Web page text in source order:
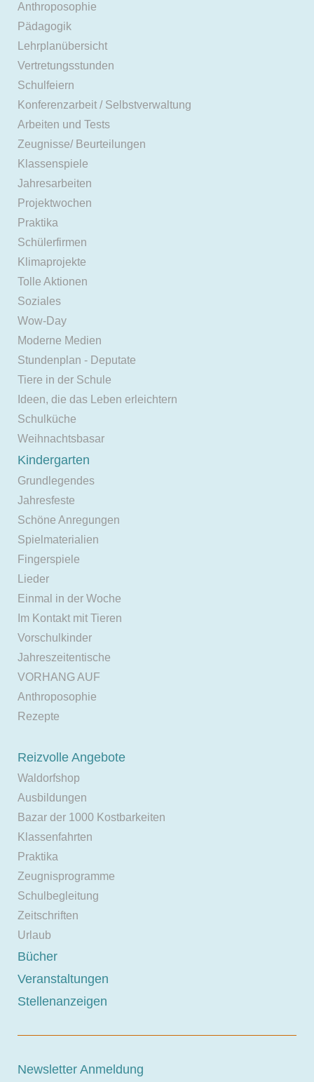
Anthroposophie
Pädagogik
Lehrplanübersicht
Vertretungsstunden
Schulfeiern
Konferenzarbeit / Selbstverwaltung
Arbeiten und Tests
Zeugnisse/ Beurteilungen
Klassenspiele
Jahresarbeiten
Projektwochen
Praktika
Schülerfirmen
Klimaprojekte
Tolle Aktionen
Soziales
Wow-Day
Moderne Medien
Stundenplan - Deputate
Tiere in der Schule
Ideen, die das Leben erleichtern
Schulküche
Weihnachtsbasar
Kindergarten
Grundlegendes
Jahresfeste
Schöne Anregungen
Spielmaterialien
Fingerspiele
Lieder
Einmal in der Woche
Im Kontakt mit Tieren
Vorschulkinder
Jahreszeitentische
VORHANG AUF
Anthroposophie
Rezepte
Reizvolle Angebote
Waldorfshop
Ausbildungen
Bazar der 1000 Kostbarkeiten
Klassenfahrten
Praktika
Zeugnisprogramme
Schulbegleitung
Zeitschriften
Urlaub
Bücher
Veranstaltungen
Stellenanzeigen
Newsletter Anmeldung